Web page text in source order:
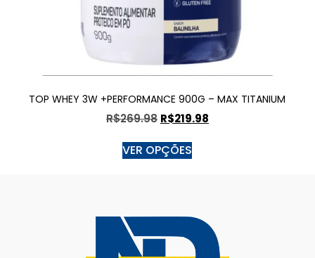
TOP WHEY 3W +PERFORMANCE 900G – MAX TITANIUM
R$269.98 R$219.98
VER OPÇÕES